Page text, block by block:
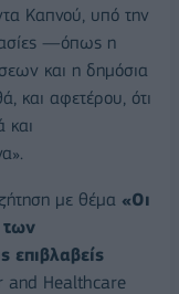
Καπνού, υπό την
—όπως η
και η δημόσια
και αφετέρου, ότι
και
με θέμα «Οι
των
επιβλαβείς
and Healthcare